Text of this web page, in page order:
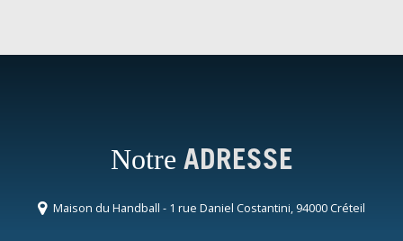
Notre ADRESSE
Maison du Handball - 1 rue Daniel Costantini, 94000 Créteil